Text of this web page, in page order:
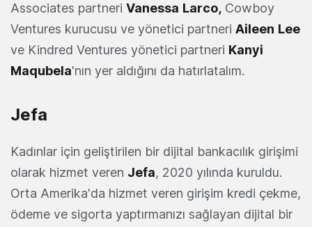
Associates partneri Vanessa Larco, Cowboy
Ventures kurucusu ve yönetici partneri Aileen Lee
ve Kindred Ventures yönetici partneri Kanyi
Maqubela'nın yer aldığını da hatırlatalım.
Jefa
Kadınlar için geliştirilen bir dijital bankacılık girişimi
olarak hizmet veren Jefa, 2020 yılında kuruldu.
Orta Amerika'da hizmet veren girişim kredi çekme,
ödeme ve sigorta yaptırmanızı sağlayan dijital bir